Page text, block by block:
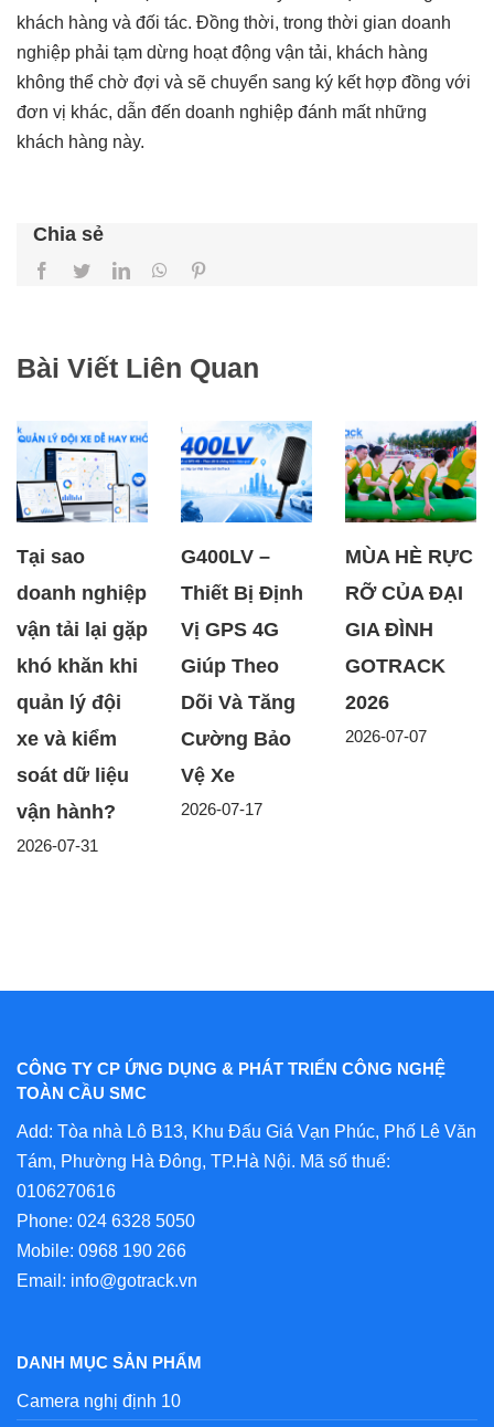
khách hàng và đối tác. Đồng thời, trong thời gian doanh
nghiệp phải tạm dừng hoạt động vận tải, khách hàng
không thể chờ đợi và sẽ chuyển sang ký kết hợp đồng với
đơn vị khác, dẫn đến doanh nghiệp đánh mất những
khách hàng này.
Chia sẻ
Facebook
TwitterLinkedInWhatsApp
Bài Viết Liên Quan
Tại sao
doanh nghiệp
vận tải lại gặp
khó khăn khi
quản lý đội
xe và kiểm
soát dữ liệu
vận hành?
2026-07-31
G400LV –
Thiết Bị Định
Vị GPS 4G
Giúp Theo
Dõi Và Tăng
Cường Bảo
Vệ Xe
2026-07-17
MÙA HÈ RỰC
RỠ CỦA ĐẠI
GIA ĐÌNH
GOTRACK
2026
2026-07-07
CÔNG TY CP ỨNG DỤNG & PHÁT TRIỂN CÔNG NGHỆ
TOÀN CẦU SMC
Add: Tòa nhà Lô B13, Khu Đấu Giá Vạn Phúc, Phố Lê Văn
Tám, Phường Hà Đông, TP.Hà Nội. Mã số thuế:
0106270616
Phone: 024 6328 5050
Mobile: 0968 190 266
Email: info@gotrack.vn
DANH MỤC SẢN PHẨM
Camera nghị định 10